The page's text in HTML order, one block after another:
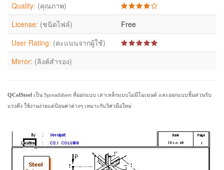
Quality: (คุณภาพ)
License: (ชนิดไฟล์)
Free
User Rating: (คะแนนจากผู้ใช้)
Mirror: (ลิงค์สำรอง)
QColSteel เป็น Spreadsheet ที่ออกแบบ เสาเหล็กแบบไม่มีโมเมนต์ และออกแบบชิ้นส่วนรับ
แรงดึง ใช้งานง่ายแต่ป้อนค่าต่างๆ เหมาะกับวิศวมือใหม่